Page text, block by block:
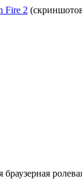
Fire 2